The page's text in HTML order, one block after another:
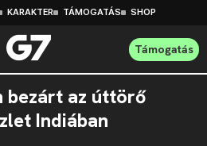
KARAKTER TÁMOGATÁS SHOP
Támogatás
bezárt az úttörő
Indiában